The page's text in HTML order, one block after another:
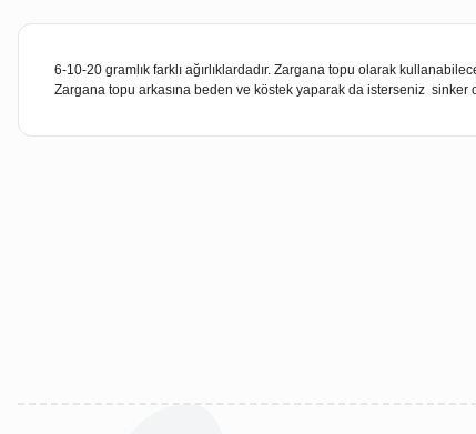
6-10-20 gramlık farklı ağırlıklardadır. Zargana topu olarak
Zargana topu arkasına beden ve köstek yaparak da isterseniz sinker